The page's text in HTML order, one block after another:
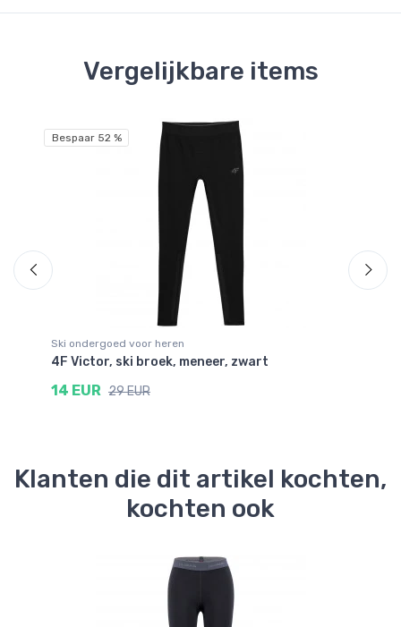
Vergelijkbare items
Bespaar 52 %
Ski ondergoed voor heren
4F Victor, ski broek, meneer, zwart
14 EUR 29 EUR
Klanten die dit artikel kochten,
kochten ook